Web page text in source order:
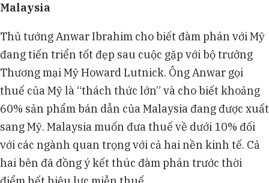
Malaysia
Thủ tướng Anwar Ibrahim cho biết đàm phán với Mỹ
đang tiến triển tốt đẹp sau cuộc gặp với bộ trưởng
Thương mại Mỹ Howard Lutnick. Ông Anwar gọi
thuế của Mỹ là “thách thức lớn” và cho biết khoảng
60% sản phẩm bán dẫn của Malaysia đang được xuất
sang Mỹ. Malaysia muốn đưa thuế về dưới 10% đối
với các ngành quan trọng với cả hai nền kinh tế. Cả
hai bên đã đồng ý kết thúc đàm phán trước thời